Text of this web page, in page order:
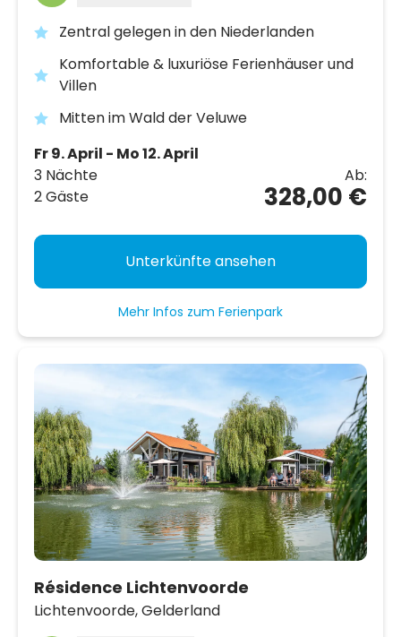
Zentral gelegen in den Niederlanden
Komfortable & luxuriöse Ferienhäuser und
Villen
Mitten im Wald der Veluwe
Fr 9. April - Mo 12. April
3 Nächte
2 Gäste
Ab:
328,00 €
Unterkünfte ansehen
Mehr Infos zum Ferienpark
Résidence Lichtenvoorde
Lichtenvoorde,Gelderland